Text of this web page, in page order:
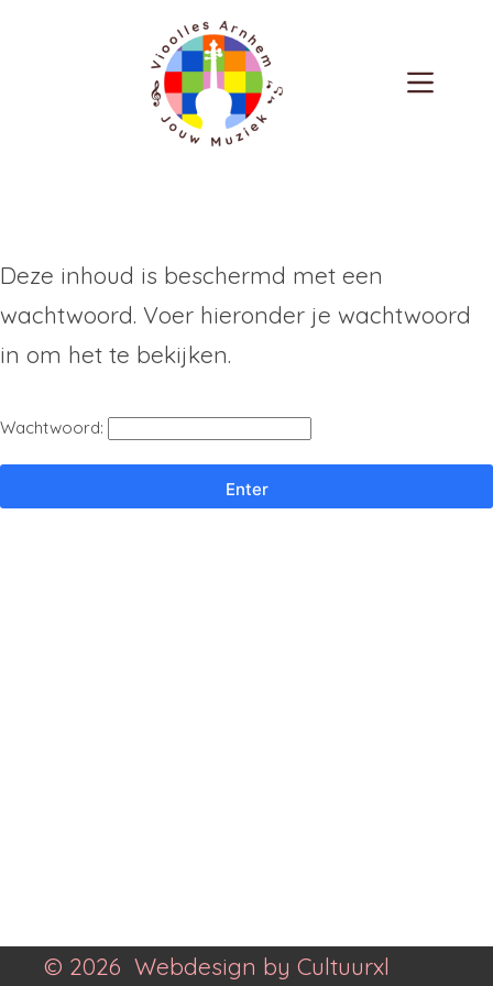
Deze inhoud is beschermd met een
wachtwoord. Voer hieronder je wachtwoord
in om het te bekijken.
Wachtwoord:
© 2026 Webdesign by Cultuurxl